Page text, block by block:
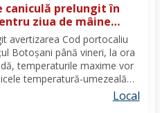
caniculă prelungit în
ziua de mâine
furtuni
avertizarea Cod portocaliu
Botoșani până vineri, la ora
temperaturile maxime vor
temperatură-umezeală
80 de unități. Nopțile vorLocal